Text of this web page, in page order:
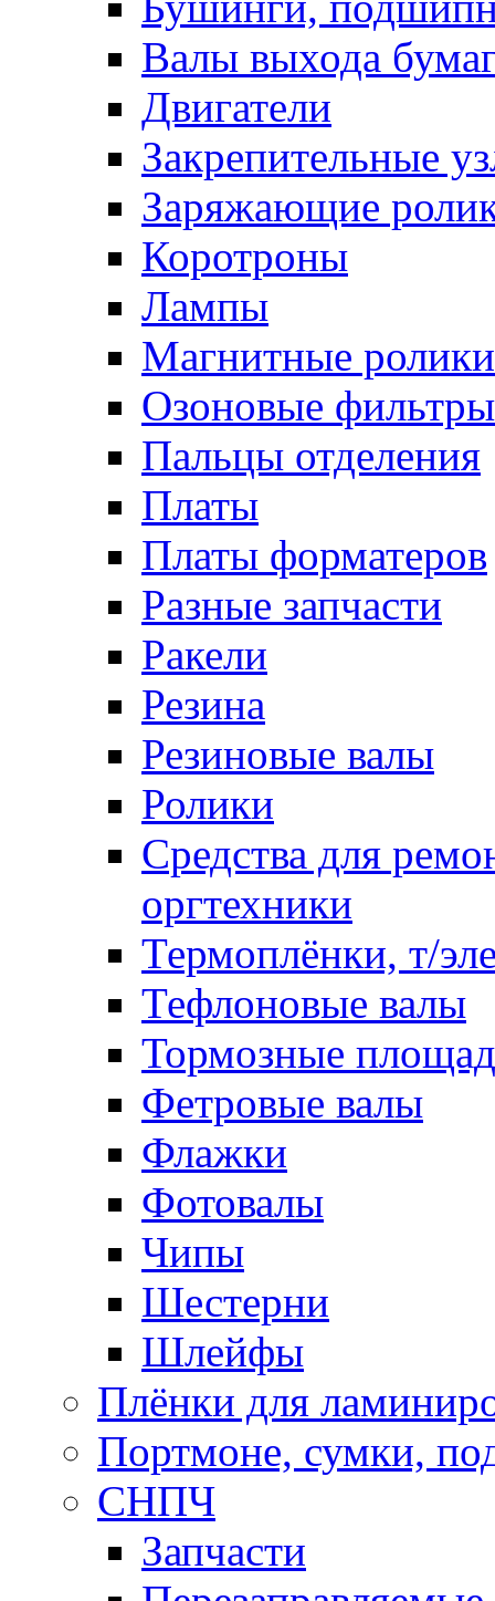
Валы выхода
Двигатели
Закрепительные
Заряжающие
Коротроны
Лампы
Магнитные ролики
Озоновые фильтры
Пальцы отделения
Платы
Платы форматеров
Разные запчасти
Ракели
Резина
Резиновые валы
Ролики
Средства для
оргтехники
Термоплёнки, т/
Тефлоновые валы
Тормозные
Фетровые валы
Флажки
Фотовалы
Чипы
Шестерни
Шлейфы
Плёнки для
Портмоне, сумки,
СНПЧ
Запчасти